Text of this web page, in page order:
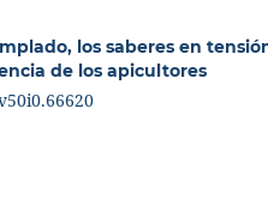
los saberes en
de los apicultores